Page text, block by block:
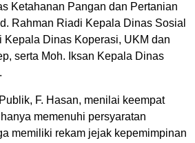
Ketahanan Pangan dan Pertanian
Rahman Riadi Kepala Dinas Sosial
Kepala Dinas Koperasi, UKM dan
serta Moh. Iksan Kepala Dinas
F. Hasan, menilai keempat
memenuhi persyaratan
memiliki rekam jejak kepemimpinan